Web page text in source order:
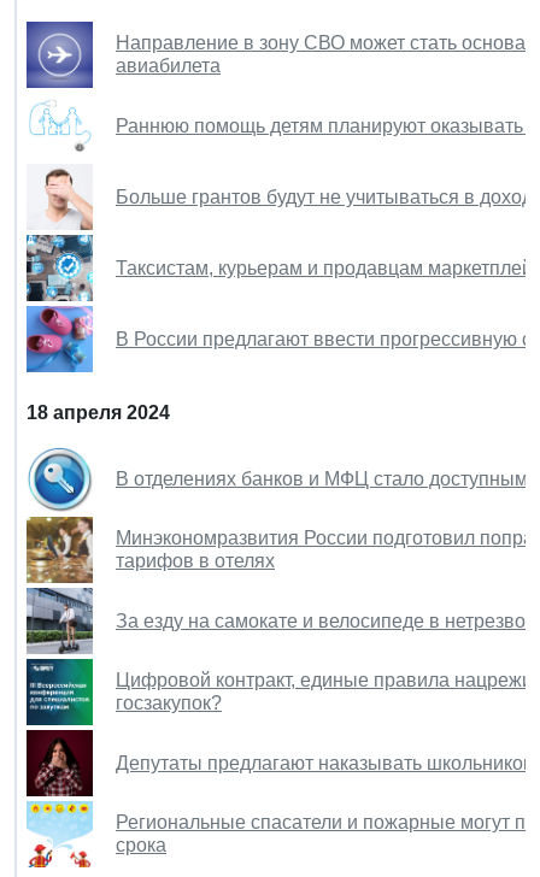
Направление в зону СВО может стать
авиабилета
Раннюю помощь детям планируют оказывать
Больше грантов будут не учитываться в
Таксистам, курьерам и продавцам
В России предлагают ввести прогрессивную
18 апреля 2024
В отделениях банков и МФЦ стало доступным
Минэкономразвития России подготовил
тарифов в отелях
За езду на самокате и велосипеде в
Цифровой контракт, единые правила
госзакупок?
Депутаты предлагают наказывать школьников
Региональные спасатели и пожарные могут
срока